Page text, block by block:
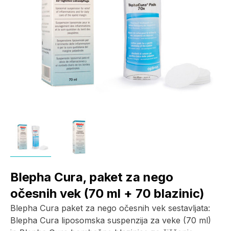
Blepha Cura, paket za nego
očesnih vek (70 ml + 70 blazinic)
Blepha Cura paket za nego očesnih vek sestavljata:
Blepha Cura liposomska suspenzija za veke (70 ml)